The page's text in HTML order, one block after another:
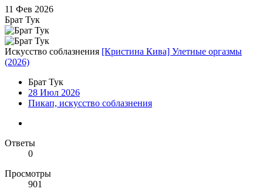
11 Фев 2026
Брат Тук
Искусство соблазнения [Кристина Кива] Улетные оргазмы
(2026)
Брат Тук
28 Июл 2026
Пикап, искусство соблазнения
Ответы
0
Просмотры
901